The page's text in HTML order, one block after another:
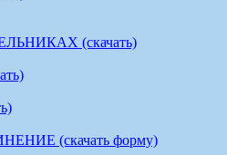
(скачать)
(скачать форму)